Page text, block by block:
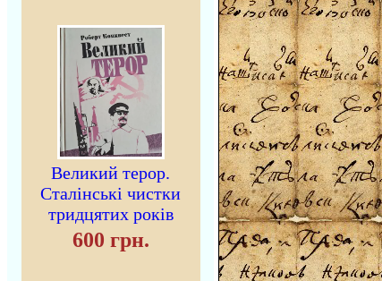
Великий терор.
Сталінські чистки
тридцятих років
600 грн.